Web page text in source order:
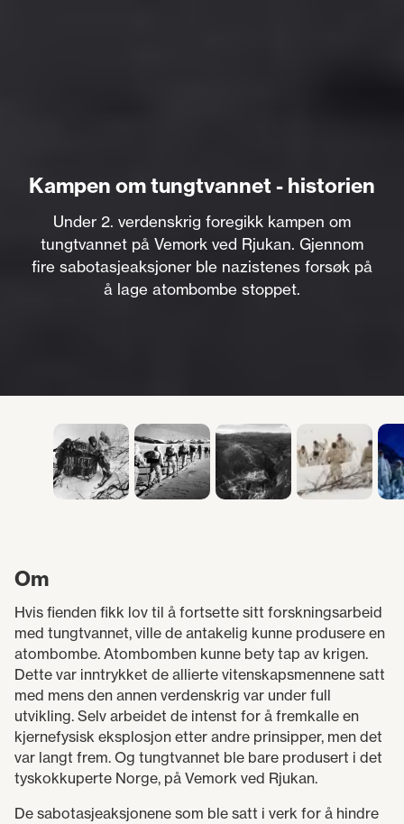
Kampen om tungtvannet - historien
Under 2. verdenskrig foregikk kampen om
tungtvannet på Vemork ved Rjukan. Gjennom
fire sabotasjeaksjoner ble nazistenes forsøk på
å lage atombombe stoppet.
Om
Hvis fienden fikk lov til å fortsette sitt forskningsarbeid
med tungtvannet, ville de antakelig kunne produsere en
atombombe. Atombomben kunne bety tap av krigen.
Dette var inntrykket de allierte vitenskapsmennene satt
med mens den annen verdenskrig var under full
utvikling. Selv arbeidet de intenst for å fremkalle en
kjernefysisk eksplosjon etter andre prinsipper, men det
var langt frem. Og tungtvannet ble bare produsert i det
tyskokkuperte Norge, på Vemork ved Rjukan.
De sabotasjeaksjonene som ble satt i verk for å hindre